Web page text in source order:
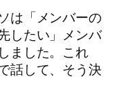
は「メンバーの
したい」メンバ
ました。これ
話して、そう決